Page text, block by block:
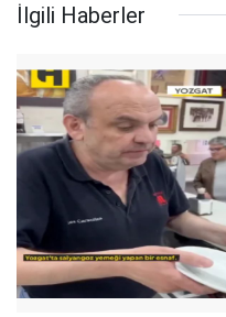
İlgili Haberler